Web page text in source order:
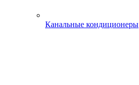
Канальные кондиционеры